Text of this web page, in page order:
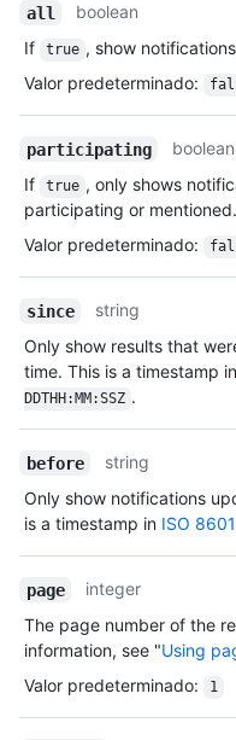
all
boolean
If
true , show
Valor predeterminado:
participating
boolean
If
true , only shows
participating or mentioned.
Valor predeterminado:
since
string
Only show results that
time. This is a timestamp in
DDTHH:MM:SSZ .
before
string
Only show notifications
is a timestamp in ISO 8601
page
integer
The page number of the
information, see "Using
Valor predeterminado: 1